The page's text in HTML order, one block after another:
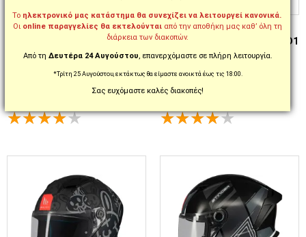
ΚΩΔ. MTH000KRA528
ΚΡΑΝΟΣ ΜΗΧΑΝΗΣ MT
THUNDER 4 SV LUMINENCE A7
WHITE/BLUE/RED
-16%
ΚΩΔ. MTH000KRA516
ΚΡΑΝΟΣ ΜΗΧΑΝΗΣ MT
THUNDER 4 SV LUMINENCE D1
MAT
179,90€ 149,90€
Το ηλεκτρονικό μας κατάστημα θα συνεχίζει να λειτουργεί κανονικά.
Οι online παραγγελίες θα εκτελούνται από την αποθήκη μας καθ’ όλη τη
διάρκεια των διακοπών.
Από τη Δευτέρα 24 Αυγούστου, επανερχόμαστε σε πλήρη λειτουργία.
*Τρίτη 25 Αυγούστου, εκτάκτως θα είμαστε ανοικτά έως τις 18:00.
Σας ευχόμαστε καλές διακοπές!